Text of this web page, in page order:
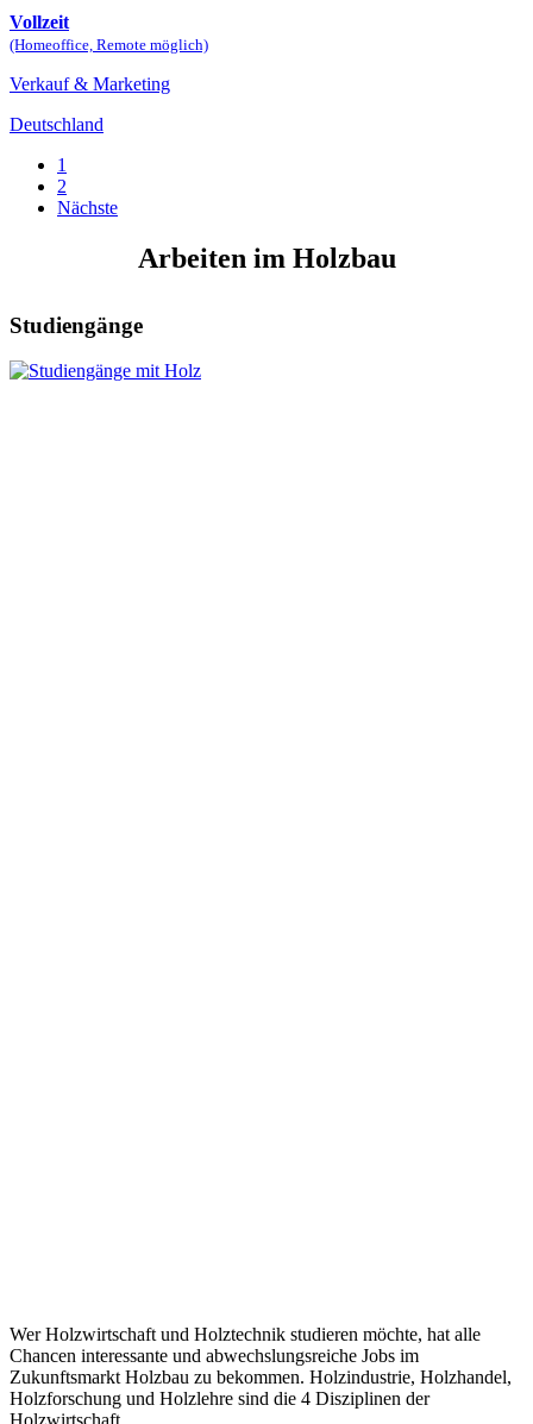
Vollzeit
(Homeoffice, Remote möglich)
Verkauf & Marketing
Deutschland
1
2
Nächste
Arbeiten im Holzbau
Studiengänge
Wer Holzwirtschaft und Holztechnik studieren möchte, hat alle
Chancen interessante und abwechslungsreiche Jobs im
Zukunftsmarkt Holzbau zu bekommen. Holzindustrie, Holzhandel,
Holzforschung und Holzlehre sind die 4 Disziplinen der